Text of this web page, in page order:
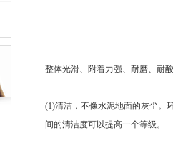
整体光滑、附着力强、耐磨、耐
(1)清洁，不像水泥地面的灰尘。
间的清洁度可以提高一个等级。